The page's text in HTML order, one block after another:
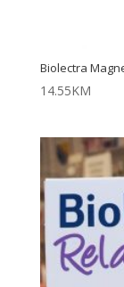
Biolectra
14.55KM